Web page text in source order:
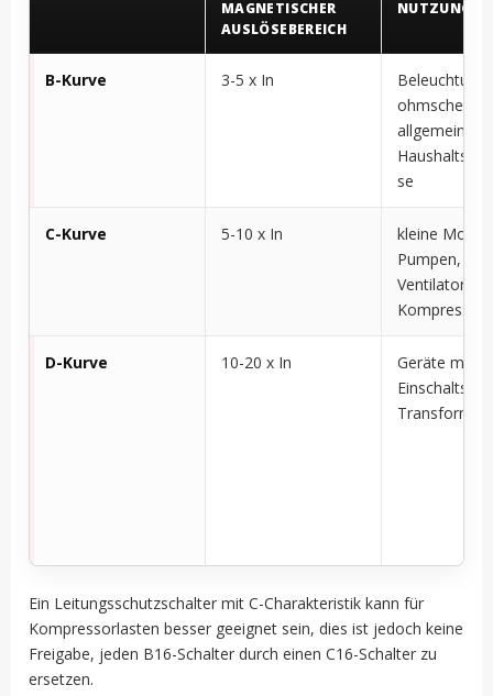
MAGNETISCHER
AUSLÖSEBEREICH
NUTZUNG
B-Kurve 3-5 x In
Beleuchtung,
ohmsche
allgemeine
se
C-Kurve 5-10 x In
kleine
Pumpen,
Ventilatoren,
D-Kurve 10-20 x In
Geräte mit
Ein Leitungsschutzschalter mit C-Charakteristik kann für
Kompressorlasten besser geeignet sein, dies ist jedoch keine
Freigabe, jeden B16-Schalter durch einen C16-Schalter zu
ersetzen.